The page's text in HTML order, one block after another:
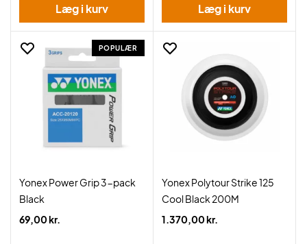
Læg i kurv Læg i kurv
POPULÆR
Yonex Power Grip 3-pack
Black
69,00 kr.
Yonex Polytour Strike 125
Cool Black 200M
1.370,00 kr.